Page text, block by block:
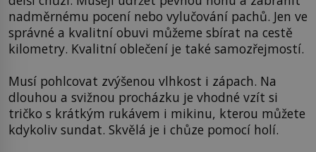
nadměrnému pocení nebo vylučování pachů. Jen ve
správné a kvalitní obuvi můžeme sbírat na cestě
kilometry. Kvalitní oblečení je také samozřejmostí.
Musí pohlcovat zvýšenou vlhkost i zápach. Na
dlouhou a svižnou procházku je vhodné vzít si
tričko s krátkým rukávem i mikinu, kterou můžete
kdykoliv sundat. Skvělá je i chůze pomocí holí.